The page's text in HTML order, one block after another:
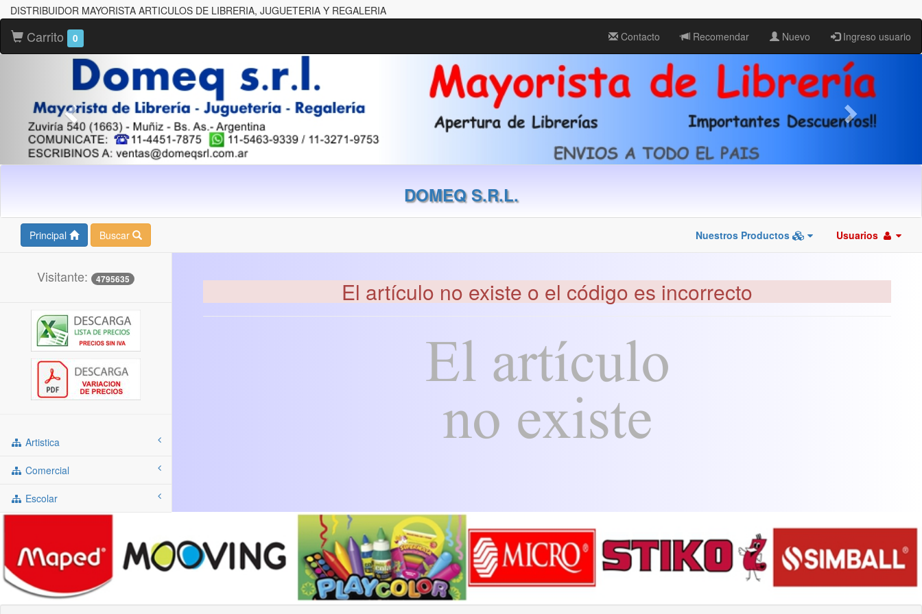
DISTRIBUIDOR MAYORISTA ARTICULOS DE LIBRERIA, JUGUETERIA Y REGALERIA
Carrito 0 Contacto Recomendar Nuevo Ingreso usuario
DOMEQ S.R.L.
Principal Buscar Nuestros Productos Usuarios
Visitante: 4795635
Artistica
Comercial
Escolar
El artículo no existe o el código es incorrecto